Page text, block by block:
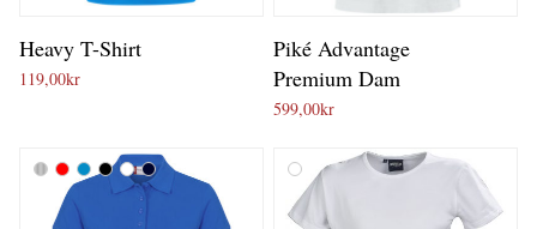
Heavy T-Shirt
119,00kr
Piké Advantage
Premium Dam
599,00kr